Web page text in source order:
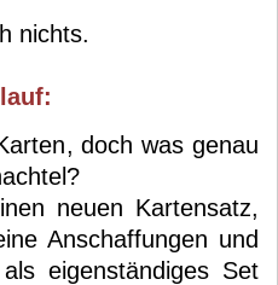
nichts.
doch was genau
neuen Kartensatz,
Anschaffungen und
eigenständiges Set